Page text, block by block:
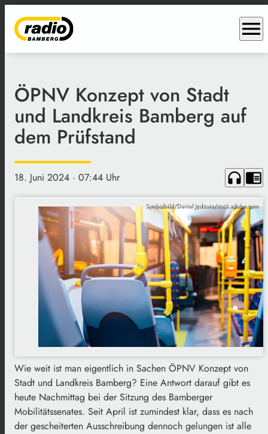
menu
ÖPNV Konzept von Stadt
und Landkreis Bamberg auf
dem Prüfstand
18. Juni 2024 · 07:44 Uhr headphones chrome_reader_mode
Symbolbild/Daniel Jędzura/stock.adobe.com
Wie weit ist man eigentlich in Sachen ÖPNV Konzept von
Stadt und Landkreis Bamberg? Eine Antwort darauf gibt es
heute Nachmittag bei der Sitzung des Bamberger
Mobilitätssenates. Seit April ist zumindest klar, dass es nach
der gescheiterten Ausschreibung dennoch gelungen ist alle